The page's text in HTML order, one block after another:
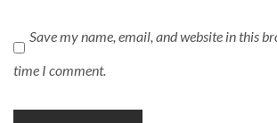
Save my name, email, and website in this
time I comment.